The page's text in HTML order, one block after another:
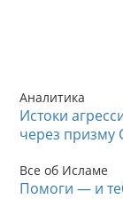
Аналитика
Истоки
через призму
Все об Исламе
Помоги — и